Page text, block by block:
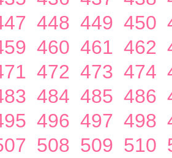
448 449 450
460 461 462
472 473 474
484 485 486
496 497 498
508 509 510